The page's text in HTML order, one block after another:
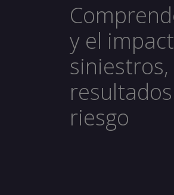
y el
riesgo